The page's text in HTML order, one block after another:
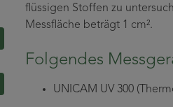
flüssigen Stoffen zu
Messfläche beträgt 1 cm².
Folgendes
UNICAM UV 300